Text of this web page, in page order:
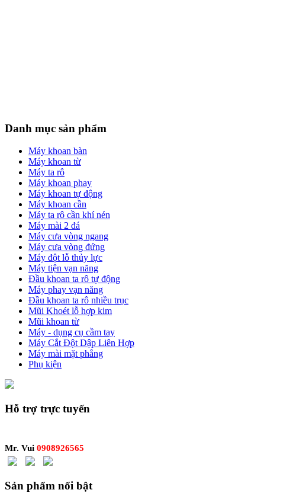
Danh mục sản phẩm
Máy khoan bàn
Máy khoan từ
Máy ta rô
Máy khoan phay
Máy khoan tự động
Máy khoan cần
Máy ta rô cần khí nén
Máy mài 2 đá
Máy cưa vòng ngang
Máy cưa vòng đứng
Máy đột lỗ thủy lực
Máy tiện vạn năng
Đầu khoan ta rô tự động
Máy phay vạn năng
Đầu khoan ta rô nhiều trục
Mũi Khoét lỗ hợp kim
Mũi khoan từ
Máy - dụng cụ cầm tay
Máy Cắt Đột Dập Liên Hợp
Máy mài mặt phẳng
Phụ kiện
Hỗ trợ trực tuyến
Mr. Vui 0908926565
Sản phẩm nổi bật